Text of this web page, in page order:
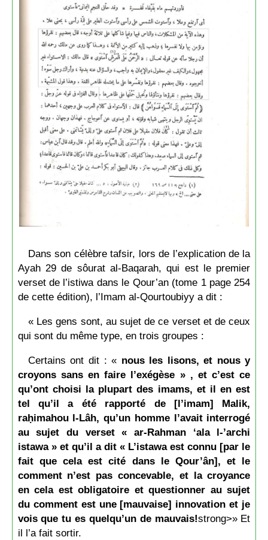
Dans son célèbre tafsir, lors de l’explication de la
Ayah 29 de sôurat al-Baqarah, qui est le premier
verset de l’istiwa dans le Qour’an (tome 1 page 254
de cette édition), l’Imam al-Qourtoubiyy a dit :
« Les gens sont, au sujet de ce verset et de ceux
qui sont du même type, en trois groupes :
Certains ont dit : « nous les lisons, et nous y
croyons sans en faire l’exégèse » , et c’est ce
qu’ont choisi la plupart des imams, et il en est
tel qu’il a été rapporté de [l’imam] Malik,
raḥimahou l-Lâh, qu’un homme l’avait interrogé
au sujet du verset « ar-Rahman ‘ala l-’archi
istawa » et qu’il a dit « L’istawa est connu [par le
fait que cela est cité dans le Qour’ân], et le
comment n’est pas concevable, et la croyance
en cela est obligatoire et questionner au sujet
du comment est une [mauvaise] innovation et je
vois que tu es quelqu’un de mauvais!strong>» Et
il l’a fait sortir.